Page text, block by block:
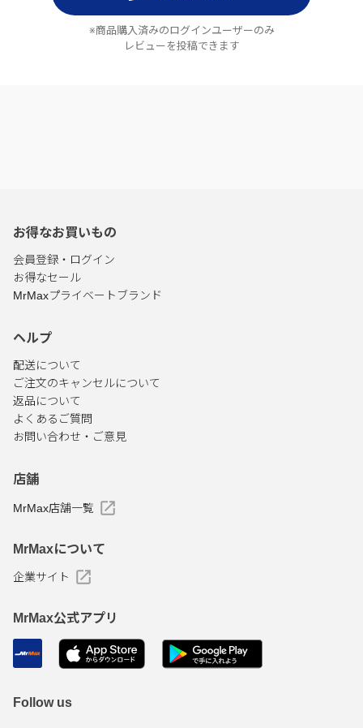
※商品購入済みのログインユーザーのみ
レビューを投稿できます
お得なお買いもの
会員登録・ログイン
お得なセール
MrMaxプライベートブランド
ヘルプ
配送について
ご注文のキャンセルについて
返品について
よくあるご質問
お問い合わせ・ご意見
店舗
MrMax店舗一覧
MrMaxについて
企業サイト
MrMax公式アプリ
Follow us